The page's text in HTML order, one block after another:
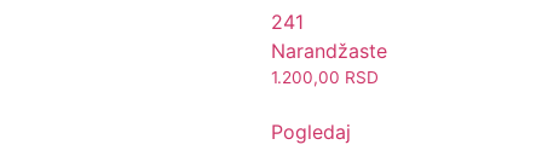
241
Narandžaste
1.200,00 RSD
Pogledaj